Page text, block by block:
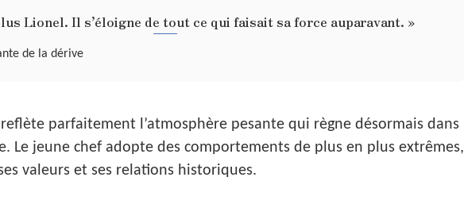
Lionel. Il s’éloigne de tout ce qui faisait sa force auparavant. »
de la dérive
parfaitement l’atmosphère pesante qui règne désormais dans
Le jeune chef adopte des comportements de plus en plus extrêmes,
valeurs et ses relations historiques.